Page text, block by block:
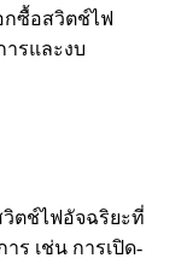
กซื้อสวิตช์ไฟ
รและงบ
วิตช์ไฟอัจฉริยะที่
ร เช่น การเปิด-